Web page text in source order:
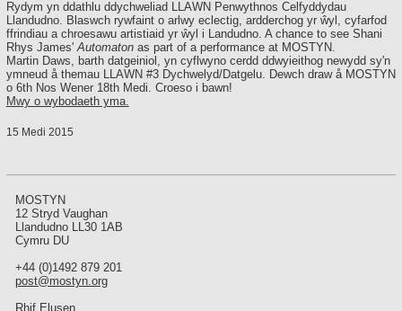
Rydym yn ddathlu ddychweliad LLAWN Penwythnos Celfyddydau
Llandudno. Blaswch rywfaint o arlwy eclectig, ardderchog yr ŵyl, cyfarfod
ffrindiau a chroesawu artistiaid yr ŵyl i Landudno. A chance to see Shani
Rhys James' Automaton as part of a performance at MOSTYN.
Martin Daws, barth datgeiniol, yn cyflwyno cerdd ddwyieithog newydd sy'n
ymneud å themau LLAWN #3 Dychwelyd/Datgelu. Dewch draw å MOSTYN
o 6th Nos Wener 18th Medi. Croeso i bawn!
Mwy o wybodaeth yma.
15 Medi 2015
MOSTYN
12 Stryd Vaughan
Llandudno LL30 1AB
Cymru DU
+44 (0)1492 879 201
post@mostyn.org
Rhif Elusen